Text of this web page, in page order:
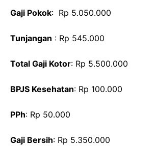
Gaji Pokok: Rp 5.050.000
Tunjangan : Rp 545.000
Total Gaji Kotor: Rp 5.500.000
BPJS Kesehatan: Rp 100.000
PPh: Rp 50.000
Gaji Bersih: Rp 5.350.000